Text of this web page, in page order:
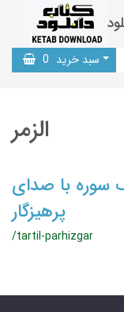
سبد خرید 0
الزمر
سوره با صدای
پرهیزگار
/tartil-parhizgar